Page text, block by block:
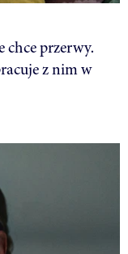
chce przerwy.
z nim w